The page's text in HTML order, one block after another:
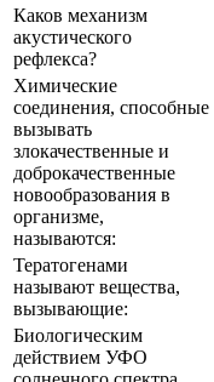
Каков механизм
акустического
рефлекса?
Химические
соединения, способные
вызывать
злокачественные и
доброкачественные
новообразования в
организме,
называются:
Тератогенами
называют вещества,
вызывающие:
Биологическим
действием УФО